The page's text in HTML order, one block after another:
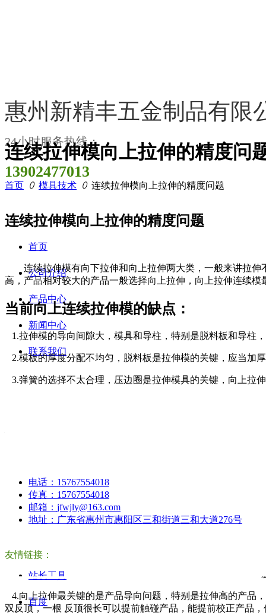
惠州新精丰五金制品有限
24小时服务热线：
13902477013
首页
公司介绍
产品中心
新闻中心
联系我们
连续拉伸模向上拉伸的精度问
首页 ꄲ 模具技术 ꄲ 连续拉伸模向上拉伸的精度问题
连续拉伸模向上拉伸的精度问题
连续拉伸模有向下拉伸和向上拉伸两大类，一般来讲拉伸
高，产品相对较大的产品一般选择向上拉伸，向上拉伸连续
当前向上连续拉伸模的缺点：
1.拉伸模的导向间隙大，模具和导柱，特别是脱料板和导柱
2.模板的厚度分配不均匀，脱料板是拉伸模的关键，应当加
3.弹簧的选择不太合理，压边圈是拉伸模具的关键，向上拉
60-80mm。
2.间隙：向上拉伸，内导最好采用中立式，固定在脱料板上
是-0.005mm的负间隙，靠滚珠转动来滑动，这样的导向精度
工作中正常的拉伸间隙，避免了拉断冲头，爆裂凹模的风险
3.弹簧的选择：第一组切边一般选择能脱料的弹簧，红色直
大小，材料厚度选择不同吨位的，尽量选择大的，4.2-8吨左
簧。之后的拉伸按照一个原则，下弹簧小于上弹簧，下弹簧
4.向上拉伸最关键的是产品导向问题，特别是拉伸高的产品
双反顶，一根 反顶很长可以提前触碰产品，能提前校正产品
电话： 15767554018
传真： 15767554018
邮箱： jfwjly@163.com
地址： 广东省惠州市惠阳区三和街道三和大道276号
扫一扫
友情链接：
站长工具
百度